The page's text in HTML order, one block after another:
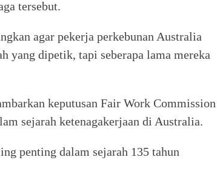
tersebut.
agar pekerja perkebunan Australia
yang dipetik, tapi seberapa lama mereka
keputusan Fair Work Commission
sejarah ketenagakerjaan di Australia.
penting dalam sejarah 135 tahun